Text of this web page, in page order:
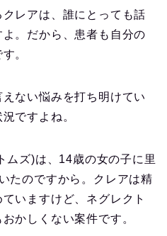
レアは、誰にとっても話
。だから、患者も自分の
。
ない悩みを打ち明けてい
ですよね。
ムズ)は、14歳の女の子に里
たのですから。クレアは精
いますけど、ネグレクト
かしくない案件です。